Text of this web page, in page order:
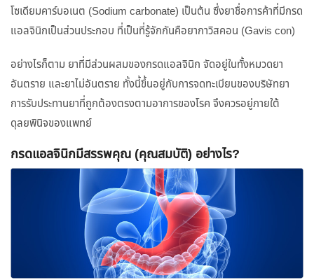
โซเดียมคาร์บอเนต (Sodium carbonate) เป็นต้น ซึ่งยาชื่อการค้าที่มีกรด
แอลจินิกเป็นส่วนประกอบ ที่เป็นที่รู้จักกันคือยากาวิสคอน (Gavis con)
อย่างไรก็ตาม ยาที่มีส่วนผสมของกรดแอลจินิก จัดอยู่ในทั้งหมวดยา
อันตราย และยาไม่อันตราย ทั้งนี้ขึ้นอยู่กับการจดทะเบียนของบริษัทยา
การรับประทานยาที่ถูกต้องตรงตามอาการของโรค จึงควรอยู่ภายใต้
ดุลยพินิจของแพทย์
กรดแอลจินิกมีสรรพคุณ (คุณสมบัติ) อย่างไร?